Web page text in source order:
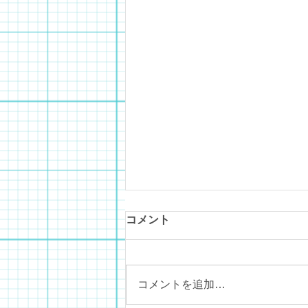
城山オレンジ園
コメント
コメントを追加…